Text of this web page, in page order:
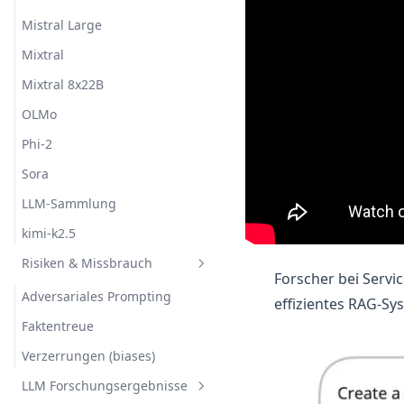
Mistral Large
Mixtral
Mixtral 8x22B
OLMo
Phi-2
Sora
LLM-Sammlung
kimi-k2.5
Risiken & Missbrauch
Adversariales Prompting
Faktentreue
Verzerrungen (biases)
LLM Forschungsergebnisse
Forscher bei
effizientes RAG-